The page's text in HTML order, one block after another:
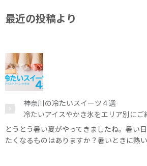
最近の投稿より
神奈川の冷たいスイーツ４選
冷たいアイスやかき氷をエリア別にご
とうとう暑い夏がやってきましたね。暑い
たくなるものはありますか？暑いときに熱